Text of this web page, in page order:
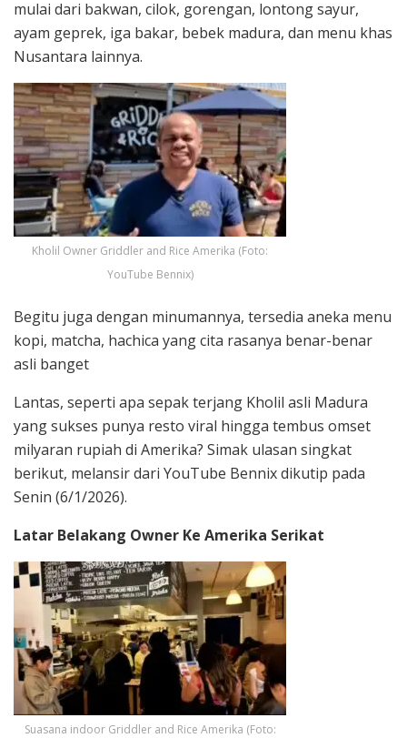
mulai dari bakwan, cilok, gorengan, lontong sayur,
ayam geprek, iga bakar, bebek madura, dan menu khas
Nusantara lainnya.
Kholil Owner Griddler and Rice Amerika (Foto:
YouTube Bennix)
Begitu juga dengan minumannya, tersedia aneka menu
kopi, matcha, hachica yang cita rasanya benar-benar
asli banget
Lantas, seperti apa sepak terjang Kholil asli Madura
yang sukses punya resto viral hingga tembus omset
milyaran rupiah di Amerika? Simak ulasan singkat
berikut, melansir dari YouTube Bennix dikutip pada
Senin (6/1/2026).
Latar Belakang Owner Ke Amerika Serikat
Suasana indoor Griddler and Rice Amerika (Foto: